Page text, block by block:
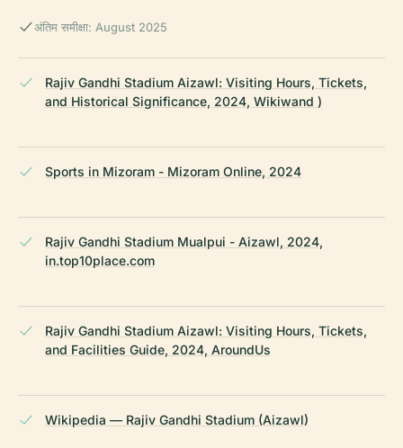
अंतिम समीक्षा: August 2025
Rajiv Gandhi Stadium Aizawl: Visiting Hours, Tickets,
and Historical Significance, 2024, Wikiwand )
Sports in Mizoram - Mizoram Online, 2024
Rajiv Gandhi Stadium Mualpui - Aizawl, 2024,
in.top10place.com
Rajiv Gandhi Stadium Aizawl: Visiting Hours, Tickets,
and Facilities Guide, 2024, AroundUs
Wikipedia — Rajiv Gandhi Stadium (Aizawl)